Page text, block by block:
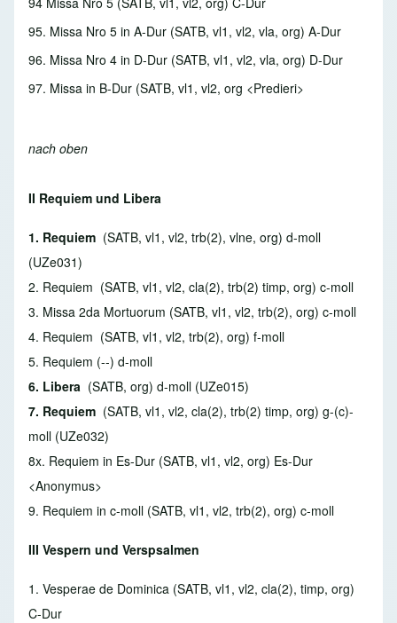
95. Missa Nro 5 in A-Dur (SATB, vl1, vl2, vla, org) A-Dur
96. Missa Nro 4 in D-Dur (SATB, vl1, vl2, vla, org) D-Dur
97. Missa in B-Dur (SATB, vl1, vl2, org <Predieri>
nach oben
II Requiem und Libera
1. Requiem (SATB, vl1, vl2, trb(2), vlne, org) d-moll
(UZe031)
2. Requiem (SATB, vl1, vl2, cla(2), trb(2) timp, org) c-moll
3. Missa 2da Mortuorum (SATB, vl1, vl2, trb(2), org) c-moll
4. Requiem (SATB, vl1, vl2, trb(2), org) f-moll
5. Requiem (--) d-moll
6. Libera (SATB, org) d-moll (UZe015)
7. Requiem (SATB, vl1, vl2, cla(2), trb(2) timp, org) g-(c)-
moll (UZe032)
8x. Requiem in Es-Dur (SATB, vl1, vl2, org) Es-Dur
<Anonymus>
9. Requiem in c-moll (SATB, vl1, vl2, trb(2), org) c-moll
III Vespern und Verspsalmen
1. Vesperae de Dominica (SATB, vl1, vl2, cla(2), timp, org)
C-Dur